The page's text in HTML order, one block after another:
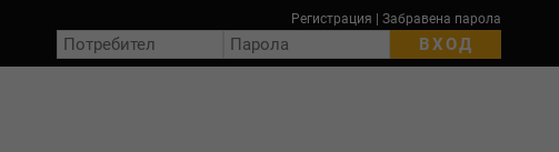
Регистрация Забравена парола